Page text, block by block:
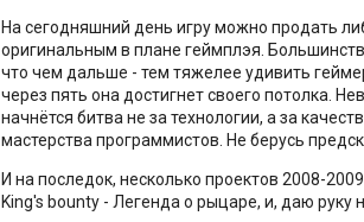
На сегодняшний день игру можно продать
оригинальным в плане геймплэя.
что чем дальше - тем тяжелее удивить
через пять она достигнет своего потолка.
начнётся битва не за технологии, а за
мастерства программистов. Не берусь
И на последок, несколько проектов 2008-
King's bounty - Легенда о рыцаре, и, даю руку